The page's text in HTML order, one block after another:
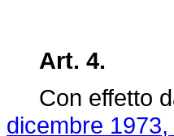
Art. 4.
Con effetto
dicembre